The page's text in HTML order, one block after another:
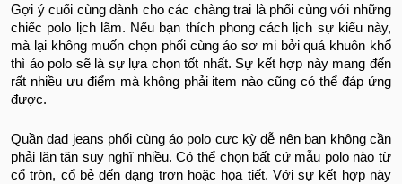
Gợi ý cuối cùng dành cho các chàng trai là phối cùng với những
chiếc polo lịch lãm. Nếu bạn thích phong cách lịch sự kiểu này,
mà lại không muốn chọn phối cùng áo sơ mi bởi quá khuôn khổ
thì áo polo sẽ là sự lựa chọn tốt nhất. Sự kết hợp này mang đến
rất nhiều ưu điểm mà không phải item nào cũng có thể đáp ứng
được.
Quần dad jeans phối cùng áo polo cực kỳ dễ nên bạn không cần
phải lăn tăn suy nghĩ nhiều. Có thể chọn bất cứ mẫu polo nào từ
cổ tròn, cổ bẻ đến dạng trơn hoặc họa tiết. Với sự kết hợp này